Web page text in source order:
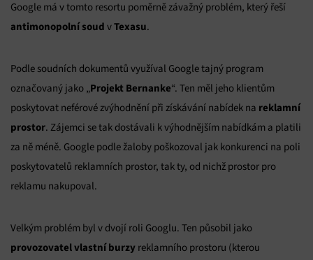
Google má v tomto resortu poměrně závažný problém, který řeší
antimonopolní soud vTexasu.
Podle soudních dokumentů využíval Google tajný program
označovaný jako „Projekt Bernanke“. Ten měl jeho klientům
poskytovat neférové zvýhodnění při získávání nabídek na reklamní
prostor. Zájemci se tak dostávali k výhodnějším nabídkám a platili
za ně méně. Google podle žaloby poškozoval jak konkurenci na poli
poskytovatelů reklamních prostor, tak ty, od nichž prostor pro
reklamu nakupoval.
Velkým problém byl v dvojí roli Googlu. Ten působil jako
provozovatel vlastní burzy reklamního prostoru (kterou